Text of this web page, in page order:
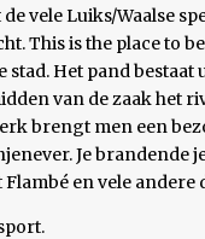
de vele Luiks/Waalse
This is the place to
stad. Het pand
van de zaak het
brengt men een
Je brandende
Flambé en vele